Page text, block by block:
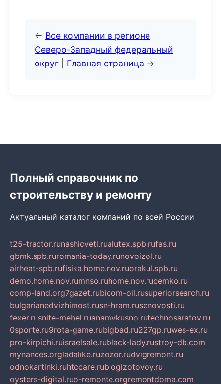
← Все компании в регионе
Северо-Западный федеральный
округ
Главная страница →
Полный справочник по
строительству и ремонту
Актуальный каталог компаний по всей России
t25-tractor.runashicveti.rualutex.spb.rufas.ru
gbmk.spb.ruromania-today.runovoizol.ru
airheat-spb.rufisika.home.nov.ruorakul.spb.ru
demo.home.nov.rumnso.ruhome.nov.rucemko.ru
comp-land.org7gazet.rubicom-oil.rusuperiorsearch.ru
bulgarianedvizhimost.rusn-hram.rusenovosti.ru
fexer.rusnite-mebel.ruanamvkusno.rutechnosaratov.ru
0sporte.ru9rota-game.rubigbad.ru227gp.ruwes-ex.ru
pro-kirpichi.ruisraelsale.rublack-lady.rustroy-db.com
mynances.orgladalike.ruzozor.rudvigremont.ru
odnokartinki.ruhtccare.rublogizotovoy.ru
oysters-digital.ruo-remonte.orgremontdoma.com